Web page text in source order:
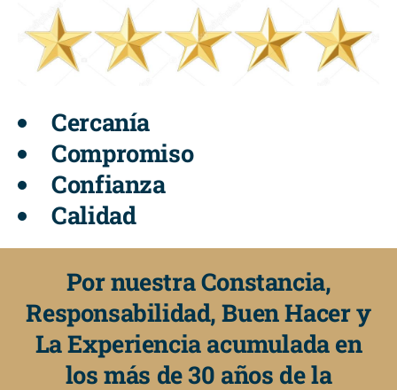
Cercanía
Compromiso
Confianza
Calidad
Por nuestra Constancia,
Responsabilidad, Buen Hacer y
La Experiencia acumulada en
los más de 30 años de la